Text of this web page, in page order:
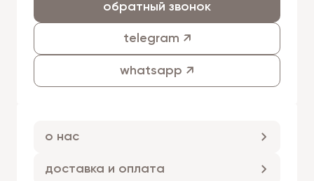
telegram ↗
whatsapp ↗
обратный звонок
о нас
доставка и оплата